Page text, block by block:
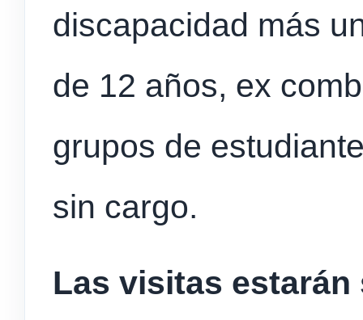
discapacidad más
de 12 años, ex
grupos de
sin cargo.
Las visitas